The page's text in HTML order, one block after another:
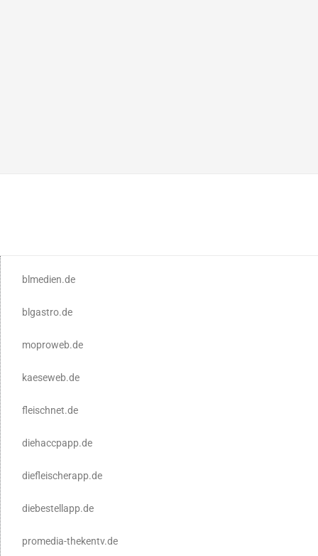
blmedien.de
blgastro.de
moproweb.de
kaeseweb.de
fleischnet.de
diehaccpapp.de
diefleischerapp.de
diebestellapp.de
promedia-thekentv.de